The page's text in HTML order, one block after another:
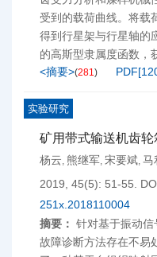
受到的载荷曲线。将载
得到行星架与行星轴的
的高斯型隶属度函数，
<摘要>(281) PDF[
实验研究
矿用带式输送机齿
杨云, 熊继军, 宋要斌, 马
2019, 45(5): 51-55.
251x.2018110004
摘要： 针对基于振动
故障诊断方法存在不易